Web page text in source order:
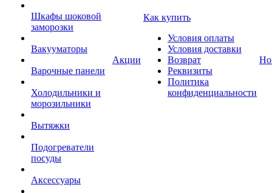
Шкафы шоковой
заморозки
Вакууматоры
Варочные панели
Холодильники и
морозильники
Вытяжки
Подогреватели
посуды
Аксессуары
Акции
Как купить
Условия оплаты
Условия доставки
Возврат
Реквизиты
Политика
конфиденциальности